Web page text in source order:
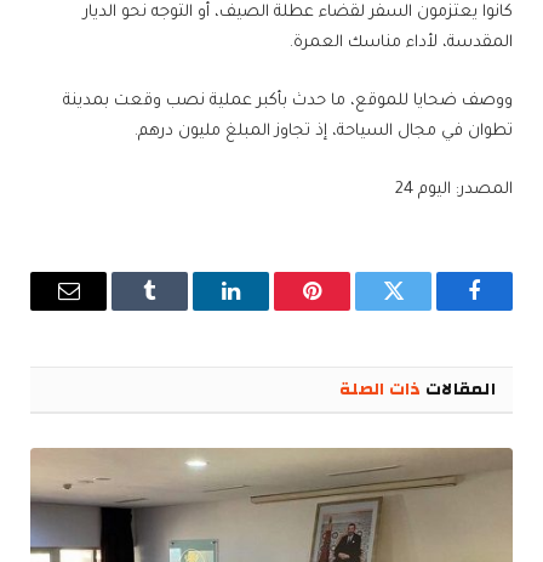
كانوا يعتزمون السفر لقضاء عطلة الصيف، أو التوجه نحو الديار
المقدسة، لأداء مناسك العمرة.
‎ووصف ضحايا للموقع، ما حدث بأكبر عملية نصب وقعت بمدينة
تطوان في مجال السياحة، إذ تجاوز المبلغ مليون درهم.
المصدر: اليوم 24
فيسبوك تويتر بينتيريستلينكدإن Tumblr
البريد
المقالات ذات الصلة